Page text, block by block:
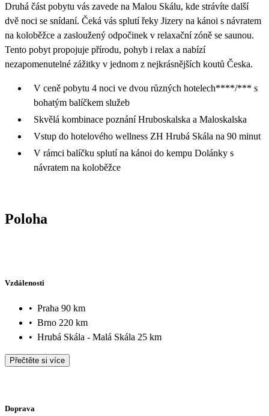
Druhá část pobytu vás zavede na Malou Skálu, kde strávíte další
dvě noci se snídaní. Čeká vás splutí řeky Jizery na kánoi s návratem
na koloběžce a zasloužený odpočinek v relaxační zóně se saunou.
Tento pobyt propojuje přírodu, pohyb i relax a nabízí
nezapomenutelné zážitky v jednom z nejkrásnějších koutů Česka.
V ceně pobytu 4 noci ve dvou různých hotelech****/*** s
bohatým balíčkem služeb
Skvělá kombinace poznání Hruboskalska a Maloskalska
Vstup do hotelového wellness ZH Hrubá Skála na 90 minut
V rámci balíčku splutí na kánoi do kempu Dolánky s
návratem na koloběžce
Poloha
Vzdálenosti
• Praha 90 km
• Brno 220 km
• Hrubá Skála - Malá Skála 25 km
Přečtěte si více
Doprava